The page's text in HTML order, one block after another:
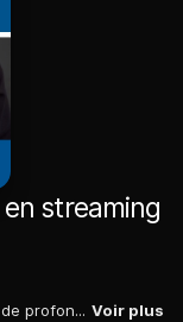
en streaming
Mosaïque de six séminaristes qui partagent de profondes motivations spirituelles qui les poussent à consacrer leur vie à être des prêtres catholiques. Voir plus